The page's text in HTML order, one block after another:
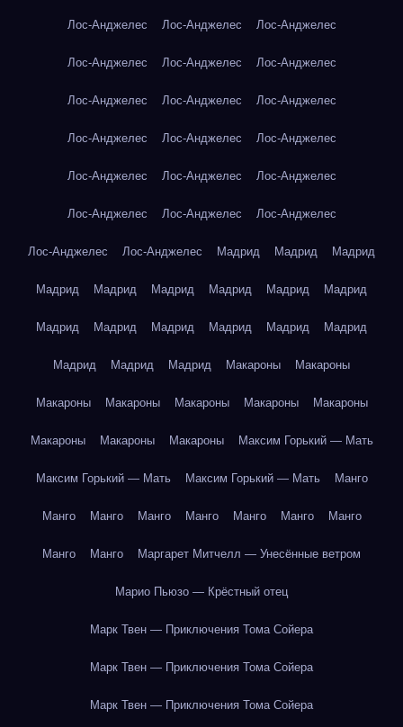
Лос-Анджелес Лос-Анджелес Лос-Анджелес
Лос-Анджелес Лос-Анджелес Лос-Анджелес
Лос-Анджелес Лос-Анджелес Лос-Анджелес
Лос-Анджелес Лос-Анджелес Лос-Анджелес
Лос-Анджелес Лос-Анджелес Лос-Анджелес
Лос-Анджелес Лос-Анджелес Лос-Анджелес
Лос-Анджелес Лос-Анджелес Мадрид Мадрид Мадрид
Мадрид Мадрид Мадрид Мадрид Мадрид Мадрид
Мадрид Мадрид Мадрид Мадрид Мадрид Мадрид
Мадрид Мадрид Мадрид Макароны Макароны
Макароны Макароны Макароны Макароны Макароны
Макароны Макароны Макароны Максим Горький — Мать
Максим Горький — Мать Максим Горький — Мать Манго
Манго Манго Манго Манго Манго Манго Манго
Манго Манго Маргарет Митчелл — Унесённые ветром
Марио Пьюзо — Крёстный отец
Марк Твен — Приключения Тома Сойера
Марк Твен — Приключения Тома Сойера
Марк Твен — Приключения Тома Сойера